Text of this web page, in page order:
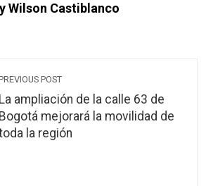
Wilson Castiblanco
POST
La ampliación de la calle 63 de
Bogotá mejorará la movilidad de
la región